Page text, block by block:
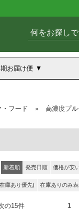
お届け便
フード » 高濃度プ
新着順 発売日順 価格が安
庫あり優先) 在庫ありのみ
15件 次の15件 1